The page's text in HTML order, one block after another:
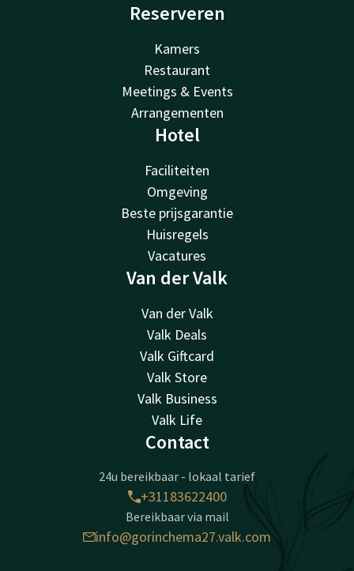
Reserveren
Kamers
Restaurant
Meetings & Events
Arrangementen
Hotel
Faciliteiten
Omgeving
Beste prijsgarantie
Huisregels
Vacatures
Van der Valk
Van der Valk
Valk Deals
Valk Giftcard
Valk Store
Valk Business
Valk Life
Contact
24u bereikbaar - lokaal tarief
+31183622400
Bereikbaar via mail
info@gorinchema27.valk.com